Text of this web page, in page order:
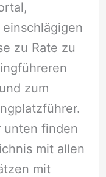
zu Rate zu
zum
unten finden
mit allen
mit